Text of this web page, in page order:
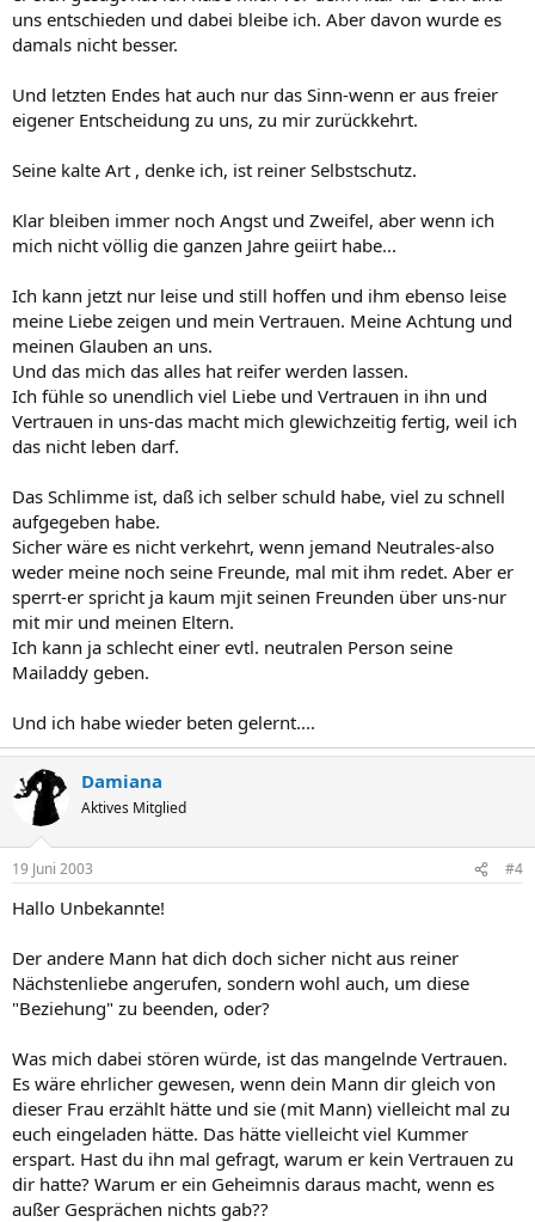
uns entschieden und dabei bleibe ich. Aber davon wurde es
damals nicht besser.
Und letzten Endes hat auch nur das Sinn-wenn er aus freier
eigener Entscheidung zu uns, zu mir zurückkehrt.
Seine kalte Art , denke ich, ist reiner Selbstschutz.
Klar bleiben immer noch Angst und Zweifel, aber wenn ich
mich nicht völlig die ganzen Jahre geiirt habe...
Ich kann jetzt nur leise und still hoffen und ihm ebenso leise
meine Liebe zeigen und mein Vertrauen. Meine Achtung und
meinen Glauben an uns.
Und das mich das alles hat reifer werden lassen.
Ich fühle so unendlich viel Liebe und Vertrauen in ihn und
Vertrauen in uns-das macht mich glewichzeitig fertig, weil ich
das nicht leben darf.
Das Schlimme ist, daß ich selber schuld habe, viel zu schnell
aufgegeben habe.
Sicher wäre es nicht verkehrt, wenn jemand Neutrales-also
weder meine noch seine Freunde, mal mit ihm redet. Aber er
sperrt-er spricht ja kaum mjit seinen Freunden über uns-nur
mit mir und meinen Eltern.
Ich kann ja schlecht einer evtl. neutralen Person seine
Mailaddy geben.
Und ich habe wieder beten gelernt....
Damiana
Aktives Mitglied
19 Juni 2003 #4
Hallo Unbekannte!
Der andere Mann hat dich doch sicher nicht aus reiner
Nächstenliebe angerufen, sondern wohl auch, um diese
"Beziehung" zu beenden, oder?
Was mich dabei stören würde, ist das mangelnde Vertrauen.
Es wäre ehrlicher gewesen, wenn dein Mann dir gleich von
dieser Frau erzählt hätte und sie (mit Mann) vielleicht mal zu
euch eingeladen hätte. Das hätte vielleicht viel Kummer
erspart. Hast du ihn mal gefragt, warum er kein Vertrauen zu
dir hatte? Warum er ein Geheimnis daraus macht, wenn es
außer Gesprächen nichts gab??